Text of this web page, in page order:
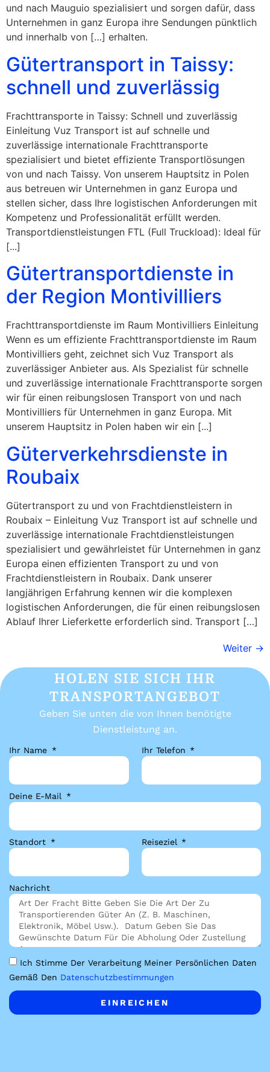
und nach Mauguio spezialisiert und sorgen dafür, dass
Unternehmen in ganz Europa ihre Sendungen pünktlich
und innerhalb von […] erhalten.
Gütertransport in Taissy:
schnell und zuverlässig
Frachttransporte in Taissy: Schnell und zuverlässig
Einleitung Vuz Transport ist auf schnelle und
zuverlässige internationale Frachttransporte
spezialisiert und bietet effiziente Transportlösungen
von und nach Taissy. Von unserem Hauptsitz in Polen
aus betreuen wir Unternehmen in ganz Europa und
stellen sicher, dass Ihre logistischen Anforderungen mit
Kompetenz und Professionalität erfüllt werden.
Transportdienstleistungen FTL (Full Truckload): Ideal für
[...]
Gütertransportdienste in
der Region Montivilliers
Frachttransportdienste im Raum Montivilliers Einleitung
Wenn es um effiziente Frachttransportdienste im Raum
Montivilliers geht, zeichnet sich Vuz Transport als
zuverlässiger Anbieter aus. Als Spezialist für schnelle
und zuverlässige internationale Frachttransporte sorgen
wir für einen reibungslosen Transport von und nach
Montivilliers für Unternehmen in ganz Europa. Mit
unserem Hauptsitz in Polen haben wir ein [...]
Güterverkehrsdienste in
Roubaix
Gütertransport zu und von Frachtdienstleistern in
Roubaix – Einleitung Vuz Transport ist auf schnelle und
zuverlässige internationale Frachtdienstleistungen
spezialisiert und gewährleistet für Unternehmen in ganz
Europa einen effizienten Transport zu und von
Frachtdienstleistern in Roubaix. Dank unserer
langjährigen Erfahrung kennen wir die komplexen
logistischen Anforderungen, die für einen reibungslosen
Ablauf Ihrer Lieferkette erforderlich sind. Transport […]
Weiter →
HOLEN SIE SICH IHR
TRANSPORTANGEBOT
Geben Sie unten die von Ihnen benötigte
Dienstleistung an.
Ihr Name Ihr Telefon
Deine E-Mail
Standort Reiseziel
Nachricht
Ich Stimme Der Verarbeitung Meiner Persönlichen Daten
Gemäß Den Datenschutzbestimmungen
EINREICHEN